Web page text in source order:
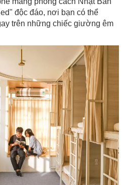
độc đáo, nơi bạn có thể
trên những chiếc giường êm